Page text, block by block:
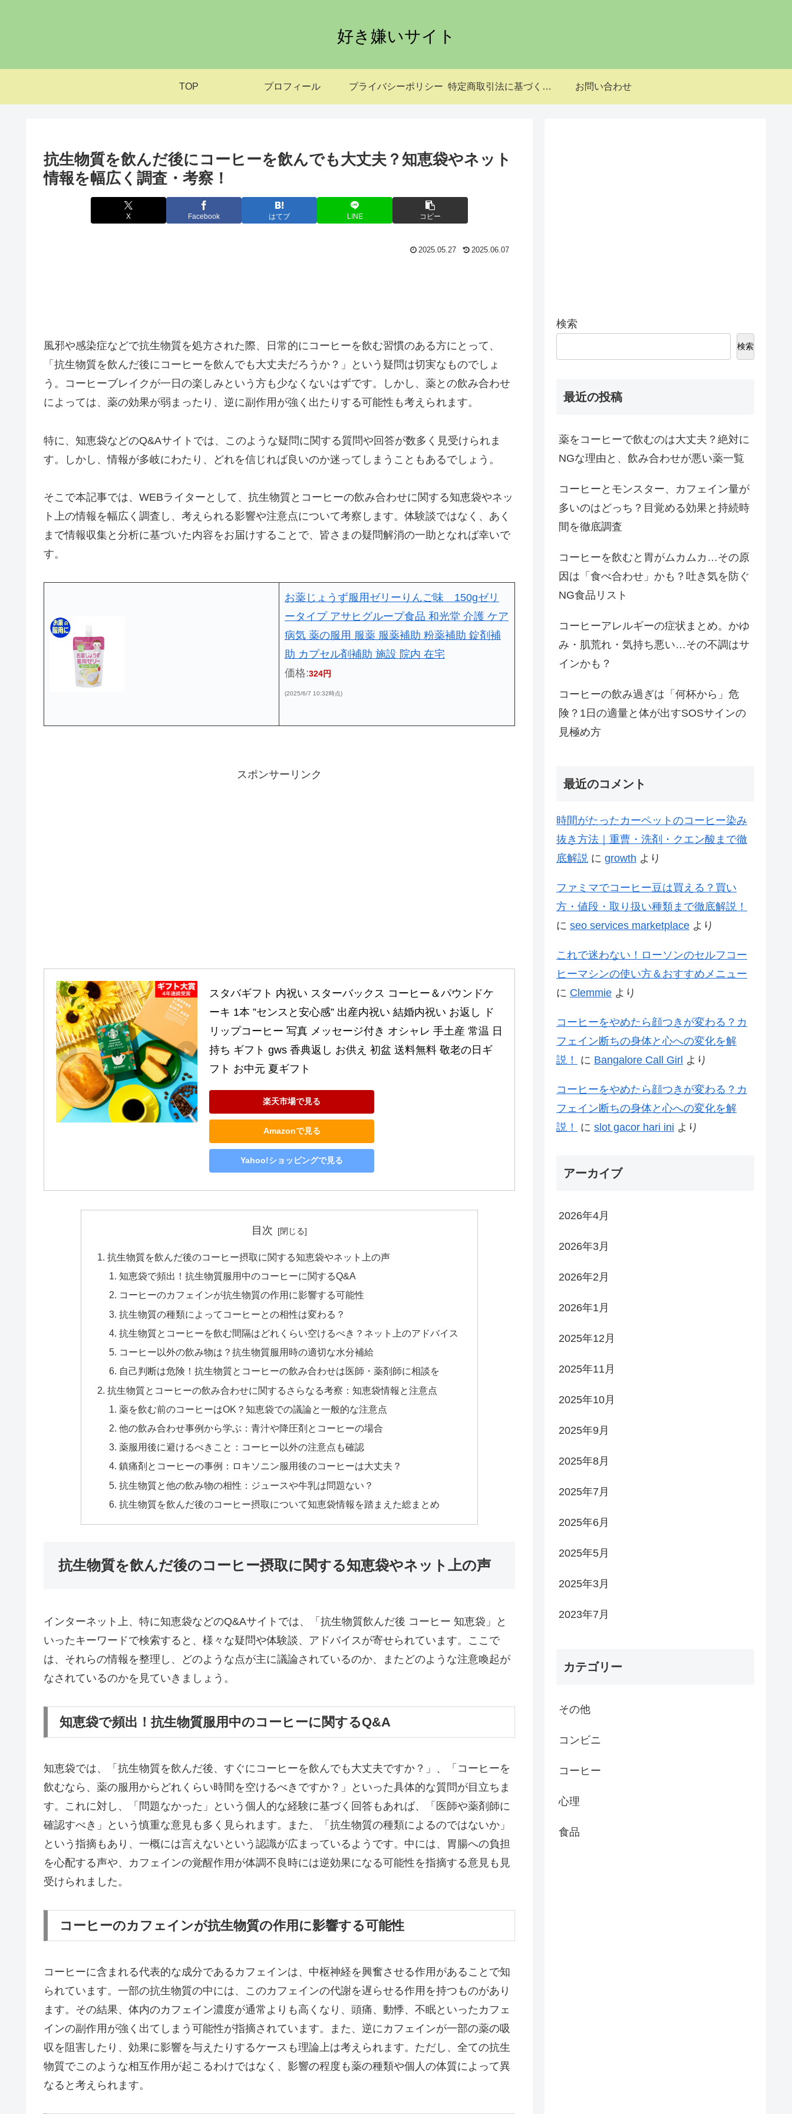
好き嫌いサイト
TOP プロフィール プライバシーポリシー 特定商取引法に基づく表記 お問い合わせ
抗生物質を飲んだ後にコーヒーを飲んでも大丈夫？知恵袋やネット
情報を幅広く調査・考察！
X Facebook はてブ LINE コピー
2025.05.27 2025.06.07
風邪や感染症などで抗生物質を処方された際、日常的にコーヒーを飲む習慣のある方にとって、
「抗生物質を飲んだ後にコーヒーを飲んでも大丈夫だろうか？」という疑問は切実なものでしょ
う。コーヒーブレイクが一日の楽しみという方も少なくないはずです。しかし、薬との飲み合わせ
によっては、薬の効果が弱まったり、逆に副作用が強く出たりする可能性も考えられます。
特に、知恵袋などのQ&Aサイトでは、このような疑問に関する質問や回答が数多く見受けられま
す。しかし、情報が多岐にわたり、どれを信じれば良いのか迷ってしまうこともあるでしょう。
そこで本記事では、WEBライターとして、抗生物質とコーヒーの飲み合わせに関する知恵袋やネッ
ト上の情報を幅広く調査し、考えられる影響や注意点について考察します。体験談ではなく、あく
まで情報収集と分析に基づいた内容をお届けすることで、皆さまの疑問解消の一助となれば幸いで
す。
お薬じょうず服用ゼリーりんご味 150gゼリ
ータイプ アサヒグループ食品 和光堂 介護 ケア
病気 薬の服用 服薬 服薬補助 粉薬補助 錠剤補
助 カプセル剤補助 施設 院内 在宅
価格:324円
(2025/6/7 10:32時点)
スポンサーリンク
スタバギフト 内祝い スターバックス コーヒー＆パウンドケ
ーキ 1本 ”センスと安心感” 出産内祝い 結婚内祝い お返し ド
リップコーヒー 写真 メッセージ付き オシャレ 手土産 常温 日
持ち ギフト gws 香典返し お供え 初盆 送料無料 敬老の日ギ
フト お中元 夏ギフト
楽天市場で見る
Amazonで見る
Yahoo!ショッピングで見る
目次
抗生物質を飲んだ後のコーヒー摂取に関する知恵袋やネット上の声
知恵袋で頻出！抗生物質服用中のコーヒーに関するQ&A
コーヒーのカフェインが抗生物質の作用に影響する可能性
抗生物質の種類によってコーヒーとの相性は変わる？
抗生物質とコーヒーを飲む間隔はどれくらい空けるべき？ネット上のアドバイス
コーヒー以外の飲み物は？抗生物質服用時の適切な水分補給
自己判断は危険！抗生物質とコーヒーの飲み合わせは医師・薬剤師に相談を
抗生物質とコーヒーの飲み合わせに関するさらなる考察：知恵袋情報と注意点
薬を飲む前のコーヒーはOK？知恵袋での議論と一般的な注意点
他の飲み合わせ事例から学ぶ：青汁や降圧剤とコーヒーの場合
薬服用後に避けるべきこと：コーヒー以外の注意点も確認
鎮痛剤とコーヒーの事例：ロキソニン服用後のコーヒーは大丈夫？
抗生物質と他の飲み物の相性：ジュースや牛乳は問題ない？
抗生物質を飲んだ後のコーヒー摂取について知恵袋情報を踏まえた総まとめ
抗生物質を飲んだ後のコーヒー摂取に関する知恵袋やネット上の声
インターネット上、特に知恵袋などのQ&Aサイトでは、「抗生物質飲んだ後 コーヒー 知恵袋」と
いったキーワードで検索すると、様々な疑問や体験談、アドバイスが寄せられています。ここで
は、それらの情報を整理し、どのような点が主に議論されているのか、またどのような注意喚起が
なされているのかを見ていきましょう。
知恵袋で頻出！抗生物質服用中のコーヒーに関するQ&A
知恵袋では、「抗生物質を飲んだ後、すぐにコーヒーを飲んでも大丈夫ですか？」、「コーヒーを
飲むなら、薬の服用からどれくらい時間を空けるべきですか？」といった具体的な質問が目立ちま
す。これに対し、「問題なかった」という個人的な経験に基づく回答もあれば、「医師や薬剤師に
確認すべき」という慎重な意見も多く見られます。また、「抗生物質の種類によるのではないか」
という指摘もあり、一概には言えないという認識が広まっているようです。中には、胃腸への負担
を心配する声や、カフェインの覚醒作用が体調不良時には逆効果になる可能性を指摘する意見も見
受けられました。
コーヒーのカフェインが抗生物質の作用に影響する可能性
コーヒーに含まれる代表的な成分であるカフェインは、中枢神経を興奮させる作用があることで知
られています。一部の抗生物質の中には、このカフェインの代謝を遅らせる作用を持つものがあり
ます。その結果、体内のカフェイン濃度が通常よりも高くなり、頭痛、動悸、不眠といったカフェ
インの副作用が強く出てしまう可能性が指摘されています。また、逆にカフェインが一部の薬の吸
収を阻害したり、効果に影響を与えたりするケースも理論上は考えられます。ただし、全ての抗生
物質でこのような相互作用が起こるわけではなく、影響の程度も薬の種類や個人の体質によって異
なると考えられます。
検索
検索
最近の投稿
薬をコーヒーで飲むのは大丈夫？絶対に
NGな理由と、飲み合わせが悪い薬一覧
コーヒーとモンスター、カフェイン量が
多いのはどっち？目覚める効果と持続時
間を徹底調査
コーヒーを飲むと胃がムカムカ…その原
因は「食べ合わせ」かも？吐き気を防ぐ
NG食品リスト
コーヒーアレルギーの症状まとめ。かゆ
み・肌荒れ・気持ち悪い…その不調はサ
インかも？
コーヒーの飲み過ぎは「何杯から」危
険？1日の適量と体が出すSOSサインの
見極め方
最近のコメント
時間がたったカーペットのコーヒー染み
抜き方法｜重曹・洗剤・クエン酸まで徹
底解説 に growth より
ファミマでコーヒー豆は買える？買い
方・値段・取り扱い種類まで徹底解説！
に seo services marketplace より
これで迷わない！ローソンのセルフコー
ヒーマシンの使い方＆おすすめメニュー
に Clemmie より
コーヒーをやめたら顔つきが変わる？カ
フェイン断ちの身体と心への変化を解
説！
に Bangalore Call Girl より
コーヒーをやめたら顔つきが変わる？カ
フェイン断ちの身体と心への変化を解
説！
に slot gacor hari ini より
アーカイブ
2026年4月
2026年3月
2026年2月
2026年1月
2025年12月
2025年11月
2025年10月
2025年9月
2025年8月
2025年7月
2025年6月
2025年5月
2025年3月
2023年7月
カテゴリー
その他
コンビニ
コーヒー
心理
食品